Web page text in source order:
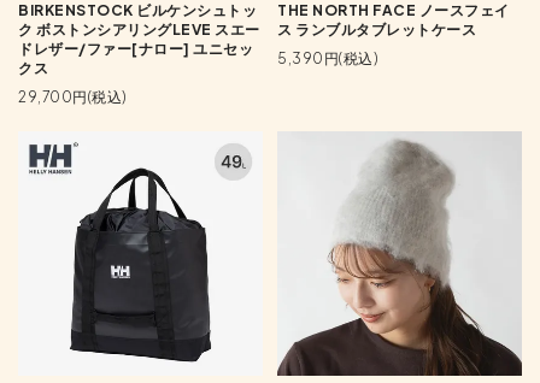
BIRKENSTOCK ビルケンシュトッ
ク ボストンシアリングLEVE スエー
ドレザー/ファー[ナロー] ユニセッ
クス
29,700円(税込)
THE NORTH FACE ノースフェイ
ス ランブルタブレットケース
5,390円(税込)